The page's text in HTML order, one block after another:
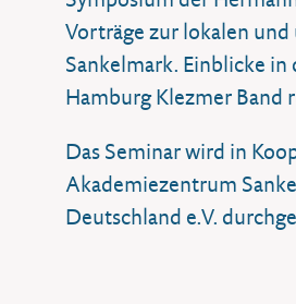
Vorträge zur lokalen
Sankelmark. Einblicke
Hamburg Klezmer Band
Das Seminar wird in
Akademiezentrum
Deutschland e.V.